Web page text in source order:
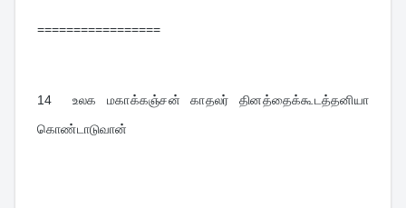
=================
14 உலக மகாக்கஞ்சன் காதலர் தினத்தைக்கூடத்தனியா
கொண்டாடுவான்